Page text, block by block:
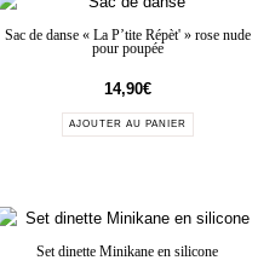
Sac de danse « La P’tite Répèt' » rose nude
pour poupée
14,90€
AJOUTER AU PANIER
Set dinette Minikane en silicone